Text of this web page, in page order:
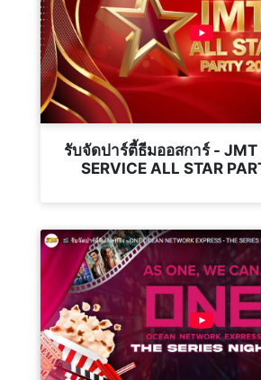
รับจัดปาร์ตี้ธีมออสการ์ - JMT
SERVICE ALL STAR